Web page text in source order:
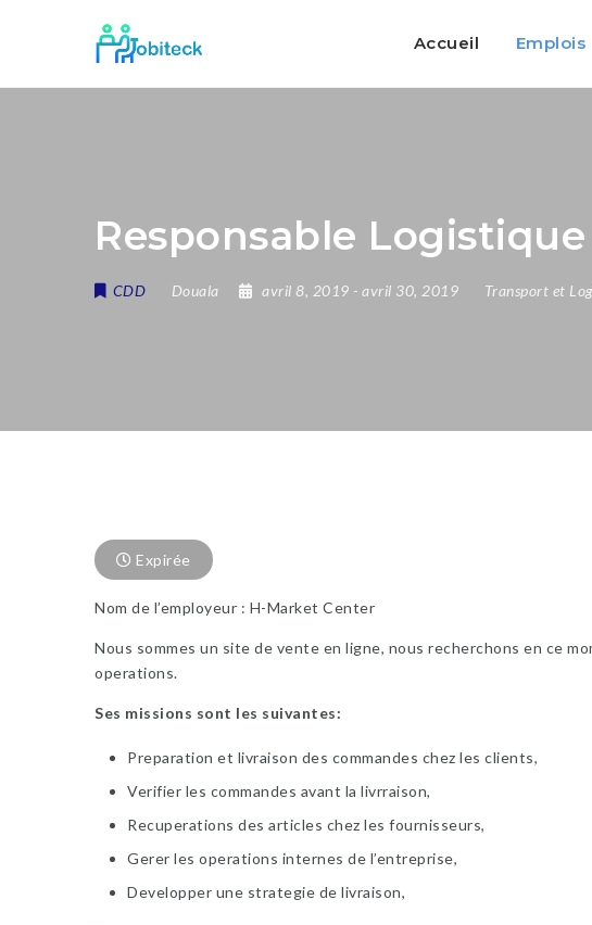
Accueil Emplois
Responsable
CDD Douala avril 8, 2019 - avril 30, 2019 Transport et
Expirée
Nom de l’employeur : H-Market Center
Nous sommes un site de vente en ligne, nous recherchons en ce
operations.
Ses missions sont les suivantes:
Preparation et livraison des commandes chez les clients,
Verifier les commandes avant la livrraison,
Recuperations des articles chez les fournisseurs,
Gerer les operations internes de l’entreprise,
Developper une strategie de livraison,